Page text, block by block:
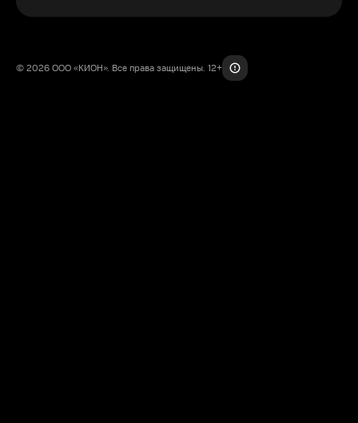
© 2026 ООО «КИОН». Все права защищены. 12+